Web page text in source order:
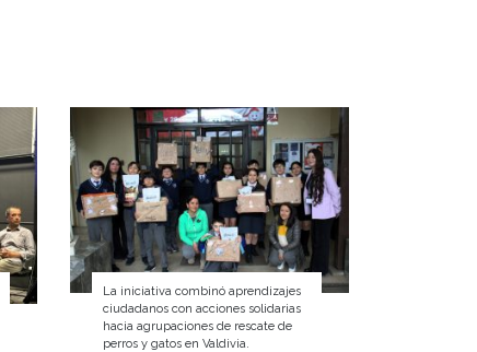
La iniciativa combinó aprendizajes
ciudadanos con acciones solidarias
hacia agrupaciones de rescate de
perros y gatos en Valdivia.